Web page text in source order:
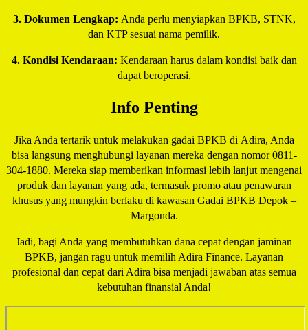
3. Dokumen Lengkap: Anda perlu menyiapkan BPKB, STNK,
dan KTP sesuai nama pemilik.
4. Kondisi Kendaraan: Kendaraan harus dalam kondisi baik dan
dapat beroperasi.
Info Penting
Jika Anda tertarik untuk melakukan gadai BPKB di Adira, Anda
bisa langsung menghubungi layanan mereka dengan nomor 0811-
304-1880. Mereka siap memberikan informasi lebih lanjut mengenai
produk dan layanan yang ada, termasuk promo atau penawaran
khusus yang mungkin berlaku di kawasan Gadai BPKB Depok –
Margonda.
Jadi, bagi Anda yang membutuhkan dana cepat dengan jaminan
BPKB, jangan ragu untuk memilih Adira Finance. Layanan
profesional dan cepat dari Adira bisa menjadi jawaban atas semua
kebutuhan finansial Anda!